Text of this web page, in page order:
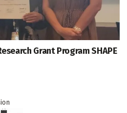
Grant Program SHAPE